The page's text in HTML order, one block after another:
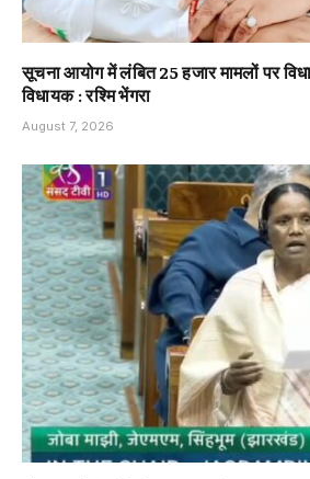
सूचना आयोग में लंबित 25 हजार मामलों पर
विधायक : रश्मि भेंगरा
August 7, 2026